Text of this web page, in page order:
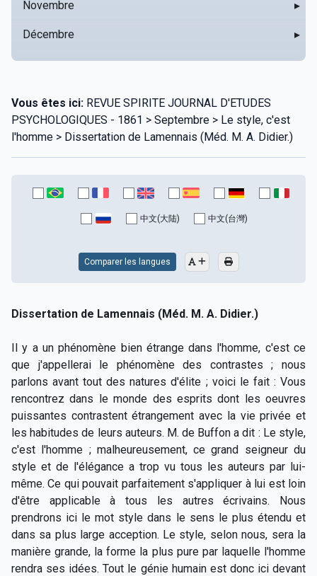
Novembre ▸
Décembre ▸
Vous êtes ici: REVUE SPIRITE JOURNAL D'ETUDES
PSYCHOLOGIQUES - 1861 > Septembre > Le style, c'est
l'homme > Dissertation de Lamennais (Méd. M. A. Didier.)
中文(大陆) 中文(台灣)
Comparer les langues
Dissertation de Lamennais (Méd. M. A. Didier.)
Il y a un phénomène bien étrange dans l'homme, c'est ce
que j'appellerai le phénomène des contrastes ; nous
parlons avant tout des natures d'élite ; voici le fait : Vous
rencontrez dans le monde des esprits dont les oeuvres
puissantes contrastent étrangement avec la vie privée et
les habitudes de leurs auteurs. M. de Buffon a dit : Le style,
c'est l'homme ; malheureusement, ce grand seigneur du
style et de l'élégance a trop vu tous les auteurs par lui-
même. Ce qui pouvait parfaitement s'appliquer à lui est loin
d'être applicable à tous les autres écrivains. Nous
prendrons ici le mot style dans le sens le plus étendu et
dans sa plus large acception. Le style, selon nous, sera la
manière grande, la forme la plus pure par laquelle l'homme
rendra ses idées. Tout le génie humain est donc ici devant